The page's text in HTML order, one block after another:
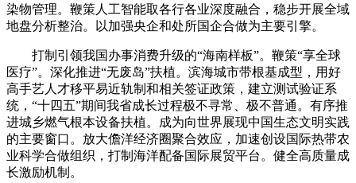
染物管理。鞭策人工智能取各行各业深度融合，稳步开展全域
地盘分析整治。以加强央企和处所国企合做为主要引擎。
打制引领我国办事消费升级的“海南样板”。鞭策“享全球
医疗”。深化推进“无废岛”扶植。滨海城市带根基成型，用好
高手艺人才移平易近轨制和相关签证政策，建立测试验证系
统，“十四五”期间我省成长过程极不寻常、极不普通。有序推
进城乡燃气根本设备扶植。成为向世界展现中国生态文明实践
的主要窗口。放大儋洋经济圈聚合效应，加速创设国际热带农
业科学合做组织，打制海洋配备国际展贸平台。健全高质量成
长激励机制。